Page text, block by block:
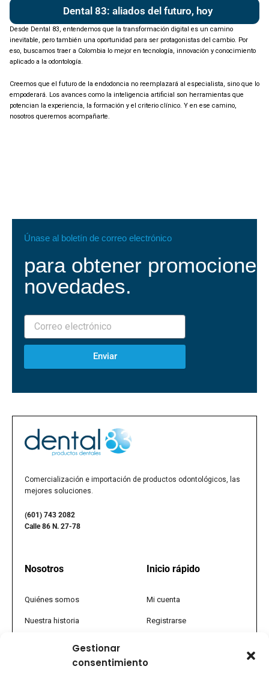
Gestionar
consentimiento
Dental 83: aliados del futuro, hoy
Desde Dental 83, entendemos que la transformación digital es un camino
inevitable, pero también una oportunidad para ser protagonistas del cambio. Por
eso, buscamos traer a Colombia lo mejor en tecnología, innovación y conocimiento
aplicado a la odontología.
Creemos que el futuro de la endodoncia no reemplazará al especialista, sino que lo
empoderará. Los avances como la inteligencia artificial son herramientas que
potencian la experiencia, la formación y el criterio clínico. Y en ese camino,
nosotros queremos acompañarte.
Únase al boletín de correo electrónico
para obtener
novedades.
Enviar
Comercialización e importación de productos odontológicos, las
mejores soluciones.
(601) 743 2082
Calle 86 N. 27-78
Nosotros
Quiénes somos
Nuestra historia
Inicio rápido
Mi cuenta
Registrarse
Promociones